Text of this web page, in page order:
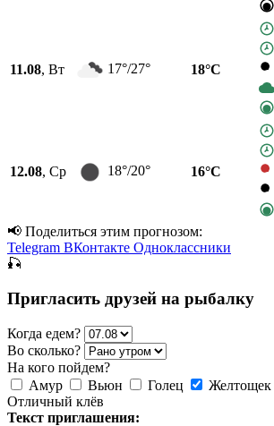
11.08, Вт 17°/27° 18°C
12.08, Ср 18°/20° 16°C
📢 Поделиться этим прогнозом:
Telegram ВКонтакте Одноклассники
🎣
Пригласить друзей на рыбалку
Когда едем?
Во сколько?
На кого пойдем?
Амур
Вьюн Голец Желтощек
Отличный клёв
Текст приглашения: